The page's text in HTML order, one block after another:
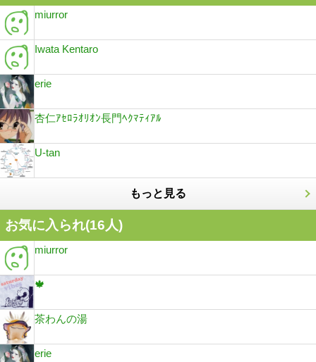
miurror
Iwata Kentaro
erie
杏仁ｱｾﾛﾗｵﾘｵﾝ長門ﾍｸﾏﾃｨｱﾙ
U-tan
もっと見る
お気に入られ(16人)
miurror
🍁
茶わんの湯
erie